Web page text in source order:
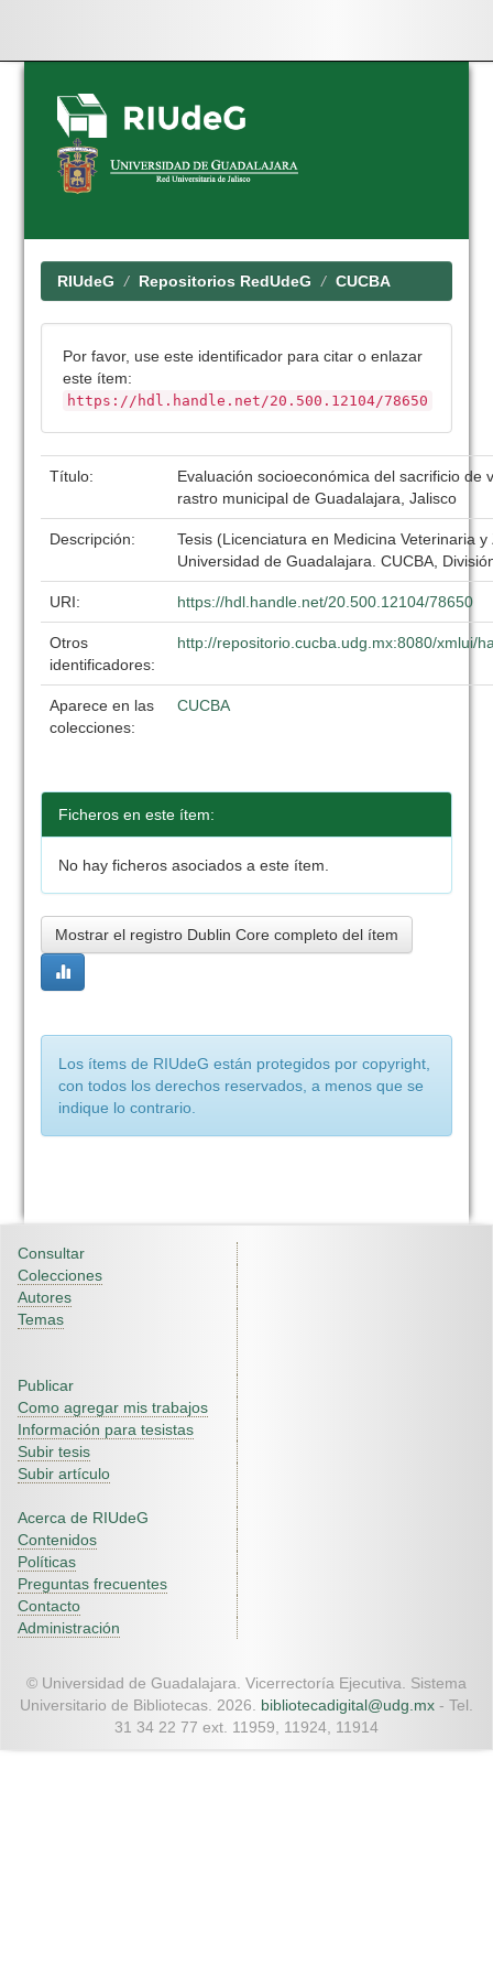
Skip
navigation
RIUdeG Repositorios RedUdeG CUCBA
Por favor, use este identificador para citar o enlazar
este ítem:
https://hdl.handle.net/20.500.12104/78650
Título:
Evaluación socioeconómica del sacrificio de
rastro municipal de Guadalajara, Jalisco
Descripción:
Tesis (Licenciatura en Medicina Veterinaria
Universidad de Guadalajara. CUCBA,
URI: https://hdl.handle.net/20.500.12104/78650
Otros
identificadores:
http://repositorio.cucba.udg.mx:8080/xmlui/
Aparece en las
colecciones:
CUCBA
Ficheros en este ítem:
No hay ficheros asociados a este ítem.
Mostrar el registro Dublin Core completo del ítem
Los ítems de RIUdeG están protegidos por copyright,
con todos los derechos reservados, a menos que se
indique lo contrario.
Consultar
Colecciones
Autores
Temas
Publicar
Como agregar mis trabajos
Información para tesistas
Subir tesis
Subir artículo
Acerca de RIUdeG
Contenidos
Políticas
Preguntas frecuentes
Contacto
Administración
© Universidad de Guadalajara. Vicerrectoría Ejecutiva. Sistema
Universitario de Bibliotecas. 2026. bibliotecadigital@udg.mx - Tel.
31 34 22 77 ext. 11959, 11924, 11914